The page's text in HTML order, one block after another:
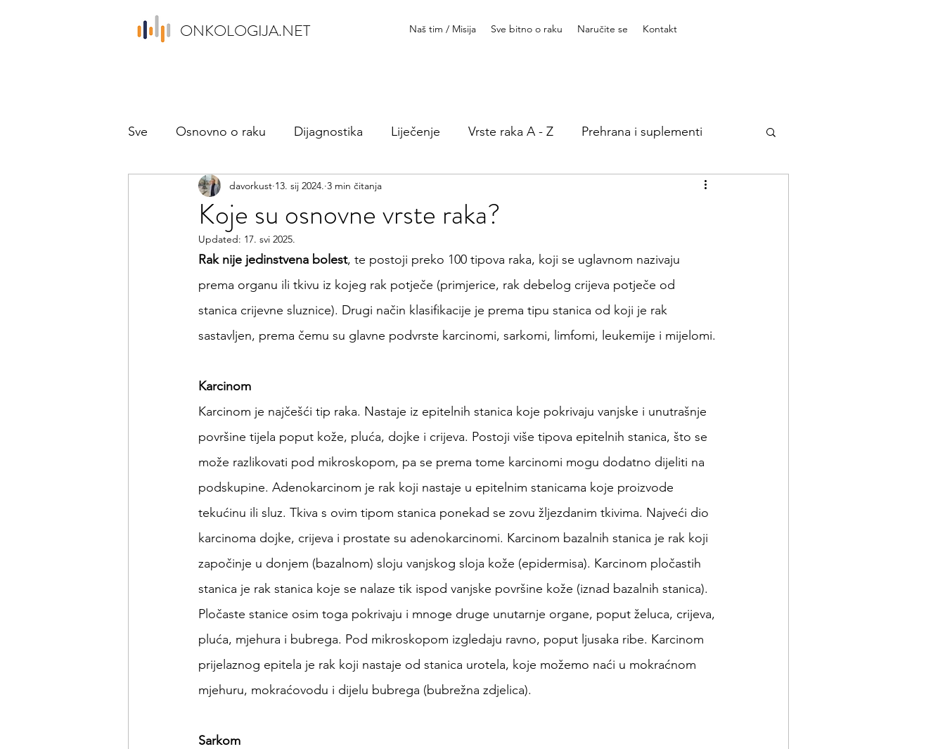
ONKOLOGIJA.NET Naš tim / Misija Sve bitno o raku Naručite se Kontakt
Sve Osnovno o raku Dijagnostika Liječenje Vrste raka A - Z Prehrana i suplementi
Psihologija Aktualno Prava pacijenata
Koje su osnovne vrste raka?
davorkust 13. sij 2024. 3 min čitanja
Updated: 17. svi 2025.
Rak nije jedinstvena bolest, te postoji preko 100 tipova raka, koji se uglavnom nazivaju
prema organu ili tkivu iz kojeg rak potječe (primjerice, rak debelog crijeva potječe od
stanica crijevne sluznice). Drugi način klasifikacije je prema tipu stanica od koji je rak
sastavljen, prema čemu su glavne podvrste karcinomi, sarkomi, limfomi, leukemije i mijelomi.
Karcinom
Karcinom je najčešći tip raka. Nastaje iz epitelnih stanica koje pokrivaju vanjske i unutrašnje
površine tijela poput kože, pluća, dojke i crijeva. Postoji više tipova epitelnih stanica, što se
može razlikovati pod mikroskopom, pa se prema tome karcinomi mogu dodatno dijeliti na
podskupine. Adenokarcinom je rak koji nastaje u epitelnim stanicama koje proizvode
tekućinu ili sluz. Tkiva s ovim tipom stanica ponekad se zovu žljezdanim tkivima. Najveći dio
karcinoma dojke, crijeva i prostate su adenokarcinomi. Karcinom bazalnih stanica je rak koji
započinje u donjem (bazalnom) sloju vanjskog sloja kože (epidermisa). Karcinom pločastih
stanica je rak stanica koje se nalaze tik ispod vanjske površine kože (iznad bazalnih stanica).
Pločaste stanice osim toga pokrivaju i mnoge druge unutarnje organe, poput želuca, crijeva,
pluća, mjehura i bubrega. Pod mikroskopom izgledaju ravno, poput ljusaka ribe. Karcinom
prijelaznog epitela je rak koji nastaje od stanica urotela, koje možemo naći u mokraćnom
mjehuru, mokraćovodu i dijelu bubrega (bubrežna zdjelica).
Sarkom